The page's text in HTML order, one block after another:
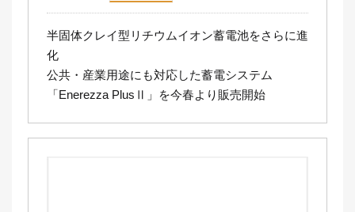
半固体クレイ型リチウムイオン蓄電池をさらに進
化
公共・産業用途にも対応した蓄電システム
「Enerezza PlusⅡ」を今春より販売開始